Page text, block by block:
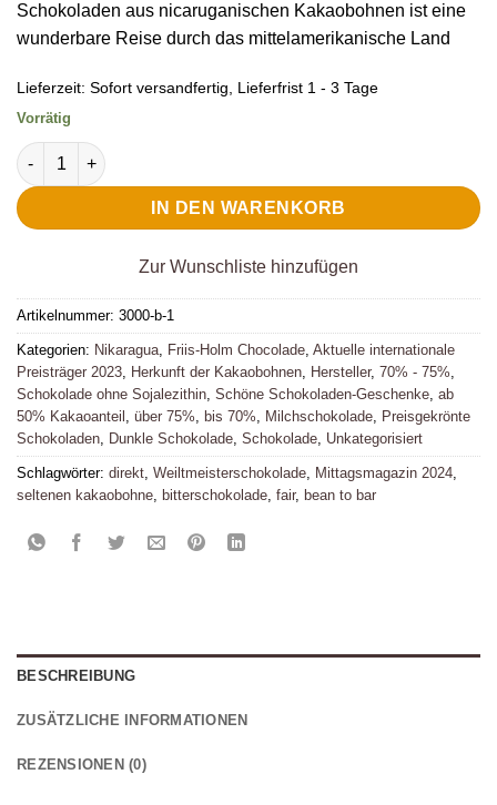
Schokoladen aus nicaruganischen Kakaobohnen ist eine
wunderbare Reise durch das mittelamerikanische Land
Lieferzeit: Sofort versandfertig, Lieferfrist 1 - 3 Tage
Vorrätig
Friis Holm World Gold Medals Box Menge
IN DEN WARENKORB
Zur Wunschliste hinzufügen
Artikelnummer: 3000-b-1
Kategorien: Nikaragua Friis-Holm Chocolade Aktuelle internationale
Preisträger 2023 Herkunft der Kakaobohnen Hersteller, 70% - 75%
Schokolade ohne Sojalezithin Schöne Schokoladen-Geschenke ab
50% Kakaoanteil über 75% bis 70% Milchschokolade Preisgekrönte
Schokoladen Dunkle Schokolade Schokolade Unkategorisiert
Schlagwörter: direkt Weiltmeisterschokolade Mittagsmagazin 2024
seltenen kakaobohne bitterschokolade fair, bean to bar
BESCHREIBUNG
ZUSÄTZLICHE INFORMATIONEN
REZENSIONEN (0)